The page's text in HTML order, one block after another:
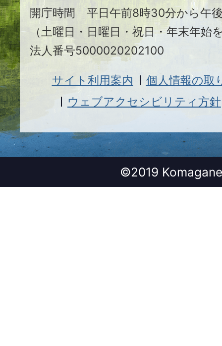
開庁時間 平日午前8時30分から午
（土曜日・日曜日・祝日・年末年始
法人番号5000020202100
サイト利用案内
個人情報の取
ウェブアクセシビリティ方針
©2019